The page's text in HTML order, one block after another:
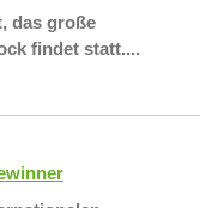
das große
findet statt....